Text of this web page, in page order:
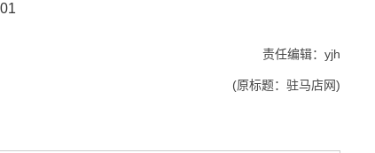
责任编辑：yjh
(原标题：驻马店网)